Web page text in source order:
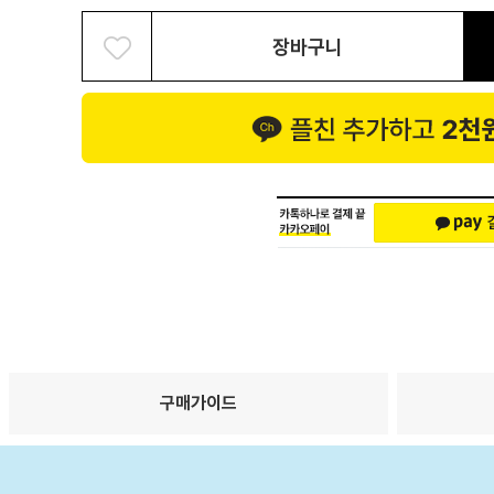
장바구니
구매가이드